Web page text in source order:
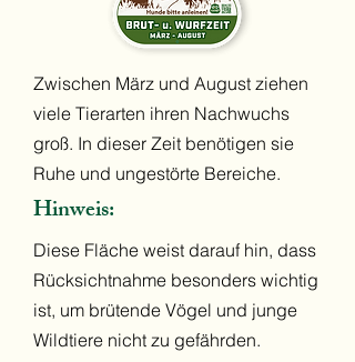
Zwischen März und August ziehen
viele Tierarten ihren Nachwuchs
groß. In dieser Zeit benötigen sie
Ruhe und ungestörte Bereiche.
Hinweis:
Diese Fläche weist darauf hin, dass
Rücksichtnahme besonders wichtig
ist, um brütende Vögel und junge
Wildtiere nicht zu gefährden.